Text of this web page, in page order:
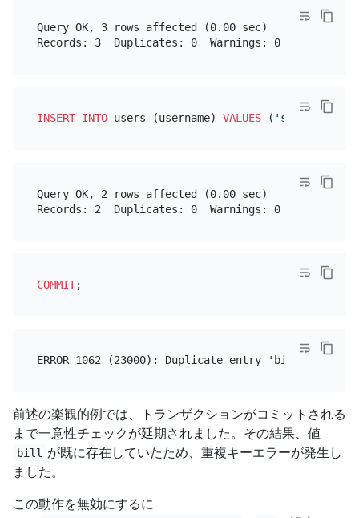
Query OK, 3 rows affected (0.00 sec)
Records: 3  Duplicates: 0  Warnings: 0
INSERT INTO users (username) VALUES ( 'steve' ),(
Query OK, 2 rows affected (0.00 sec)
Records: 2  Duplicates: 0  Warnings: 0
COMMIT
前述の楽観的例では、トランザクションがコミットされる
まで一意性チェックが延期されました。その結果、値
bill
が既に存在していたため、重複キーエラーが発生し
ました。
この動作を無効にするに